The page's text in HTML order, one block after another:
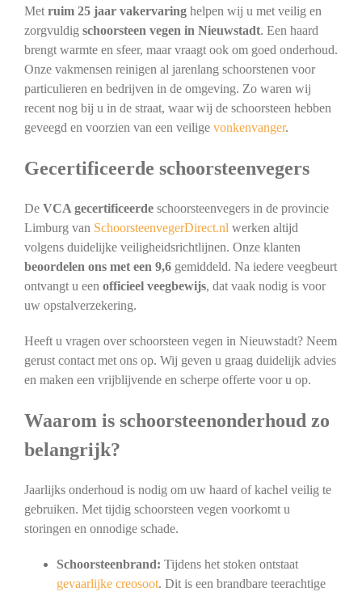
Metruim 25 jaar vakervaringhelpen wij u met veilig en
zorgvuldig schoorsteen vegen in Nieuwstadt. Een haard
brengt warmte en sfeer, maar vraagt ook om goed onderhoud.
Onze vakmensen reinigen al jarenlang schoorstenen voor
particulieren en bedrijven in de omgeving. Zo waren wij
recent nog bij u in de straat, waar wij de schoorsteen hebben
geveegd en voorzien van een veilige vonkenvanger.
Gecertificeerde schoorsteenvegers
De VCA gecertificeerdeschoorsteenvegers in de provincie
Limburg van SchoorsteenvegerDirect.nl werken altijd
volgens duidelijke veiligheidsrichtlijnen. Onze klanten
beoordelen ons met een 9,6gemiddeld. Na iedere veegbeurt
ontvangt u een officieel veegbewijs, dat vaak nodig is voor
uw opstalverzekering.
Heeft u vragen over schoorsteen vegen in Nieuwstadt? Neem
gerust contact met ons op. Wij geven u graag duidelijk advies
en maken een vrijblijvende en scherpe offerte voor u op.
Waarom is schoorsteenonderhoud zo
belangrijk?
Jaarlijks onderhoud is nodig om uw haard of kachel veilig te
gebruiken. Met tijdig schoorsteen vegen voorkomt u
storingen en onnodige schade.
Schoorsteenbrand: Tijdens het stoken ontstaat
gevaarlijke creosoot. Dit is een brandbare teerachtige